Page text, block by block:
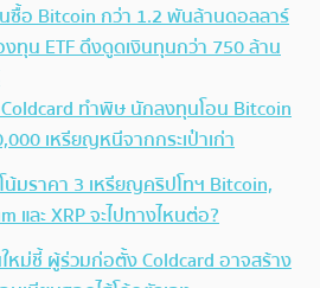
ซื้อ Bitcoin กว่า 1.2 พันล้านดอลลาร์
ทุน ETF ดึงดูดเงินทุนกว่า 750 ล้าน
ทำพิษ นักลงทุนโอน Bitcoin
เหรียญหนีจากกระเป๋าเก่า
น้มราคา 3 เหรียญคริปโทฯ Bitcoin,
และ XRP จะไปทางไหนต่อ?
หม่ชี้ ผู้ร่วมก่อตั้ง Coldcard อาจสร้าง